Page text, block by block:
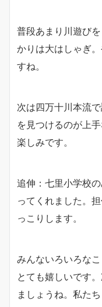
普段あまり川遊び
かりは大はしゃぎ
すね。
次は四万十川本流
を見つけるのが上
楽しみです。
追伸：七里小学校
ってくれました。
っこりします。
みんないろいろな
とても嬉しいです
ましょうね。私たち